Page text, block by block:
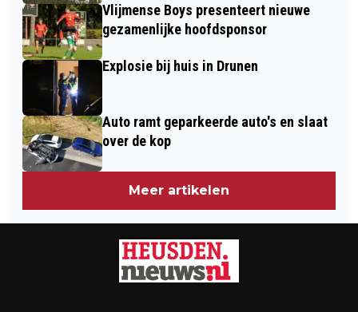
Vlijmense Boys presenteert nieuwe
gezamenlijke hoofdsponsor
Explosie bij huis in Drunen
Auto ramt geparkeerde auto's en slaat
over de kop
Meer artikelen